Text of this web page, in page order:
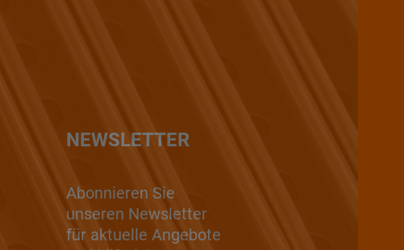
NEWSLETTER
Abonnieren Sie
unseren Newsletter
für aktuelle Angebote